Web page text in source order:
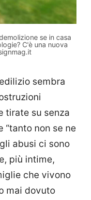
se in casa
C'è una nuova
sembra
tirate su senza
“tanto non se ne
abusi ci sono
più intime,
che vivono
mai dovuto